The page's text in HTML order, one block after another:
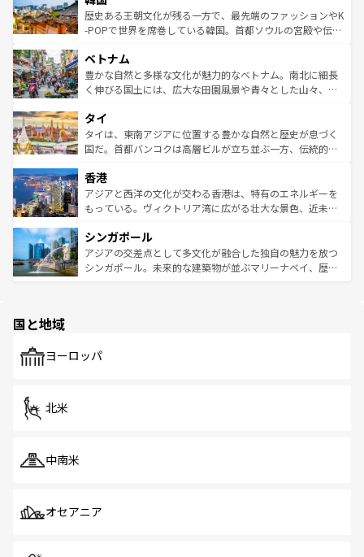
はコンテンツ一覧を参照してほしい。
ビング、ハイキングなど、アウトドア好きにはたまらな
い。オーストラリアの多彩な魅力を存分に味わいつくそ
参照してほしい。
と山間の静けさが共存しており、訪れる人に新しい発見と
驚きをもたらしてくれる。また、奥深い台湾の食文化も魅
容にもいいと評判のスイーツなど、バラエティ豊かな料理
が味わえる。 なお、新着の台湾情報は コンテンツ一覧を参
照してほしい。
歴史ある王朝文化が残る一方で、最先端のファッションやK
-POPで世界を席巻している韓国。首都ソウルの宮殿や伝統
き、地方に足を延ばせば四季折々の自然美を楽しむことが
できる。そして、キムチや焼肉、絶品のストリートフード
まで、さまざまな韓国料理が待っている。夜には、韓国な
リティに包まれながら、韓国の多彩な魅力を心ゆくまで味
わってみてほしい。 なお、新着の韓国情報はコンテンツ一
覧を参照してほしい。
ベトナム
豊かな自然と多様な文化が魅力的なベトナム。南北に細長
く伸びる国土には、広大な田園風景や青々とした山々、世
急速な発展と共に伝統が息づく。ハノイの古い町並みやホ
ーチミン市のフランス統治時代の建物も、独特の雰囲気を
醸し出している。また、バラエティの豊かさとおいしさで
とつ。フォーやバインミー、ベトナムコーヒーなどは、ぜ
ひ現地で味わいたい。どの地域を訪れてもあたたかい人々
が旅行者を迎えてくれるので、きっと忘れられない旅にな
参照してほしい。
タイ
タイは、東南アジアに位置する豊かな自然と歴史が息づく
国だ。首都バンコクは高層ビルが立ち並ぶ一方、伝統的な
の活気が交差している。北部ではチェンマイなどの山岳地
帯で自然と触れ合い、南部ではプーケットやクラビの美し
いビーチでリゾート気分を楽しむことができる。タイ料理
激する。気候は一年中温暖で、どの季節にも異なる楽しみ
が待っている。親しみやすいタイの人々、仏教を中心とし
た文化、そして多様な観光資源が、訪れる旅人を魅了し続
香港
アジアと西洋の文化が交わる香港は、特有のエネルギーを
もっている。ヴィクトリア湾に広がる壮大な景色、近未来
み、どこを訪れても感動するはず。観光スポットが密集し
ており、効率よく見どころを回れるのも魅力。息をのむよ
うな絶景から文化的な体験まで、香港を存分に楽しみ尽く
シンガポール
アジアの交差点として多文化が融合した独自の魅力を放つ
シンガポール。未来的な建築物が並ぶマリーナベイ、歴史
で、ホーカーズは地元の風情を楽しめる外せないスポット
国と地域
ヨーロッパ
北米
中南米
オセアニア